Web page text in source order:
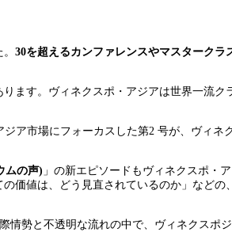
30を超えるカンファレンスやマスタークラ
ます。ヴィネクスポ・アジアは世界一流
ジア市場にフォーカスした第2 号が、ヴィネ
ムの声) 」の新エピソードもヴィネクスポ・
価値は、どう見直されているのか」など
情勢と不透明な流れの中で、ヴィネクスポ